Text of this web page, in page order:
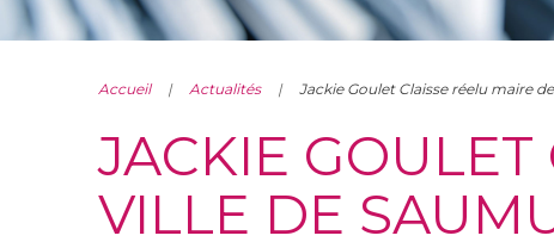
Accueil Actualités Jackie Goulet Claisse réelu maire
JACKIE
VILLE DE